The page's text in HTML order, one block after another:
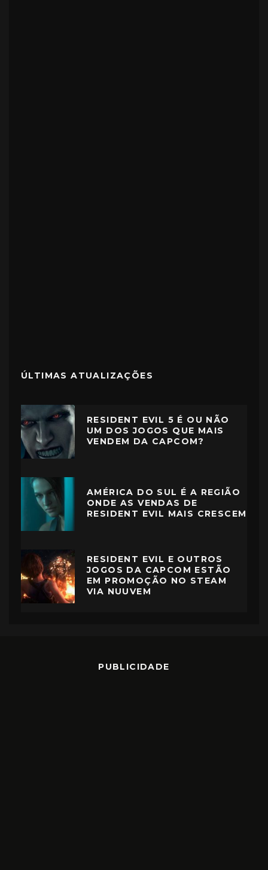
ÚLTIMAS ATUALIZAÇÕES
RESIDENT EVIL 5 É OU NÃO
UM DOS JOGOS QUE MAIS
VENDEM DA CAPCOM?
AMÉRICA DO SUL É A REGIÃO
ONDE AS VENDAS DE
RESIDENT EVIL MAIS CRESCEM
RESIDENT EVIL E OUTROS
JOGOS DA CAPCOM ESTÃO
EM PROMOÇÃO NO STEAM
VIA NUUVEM
PUBLICIDADE